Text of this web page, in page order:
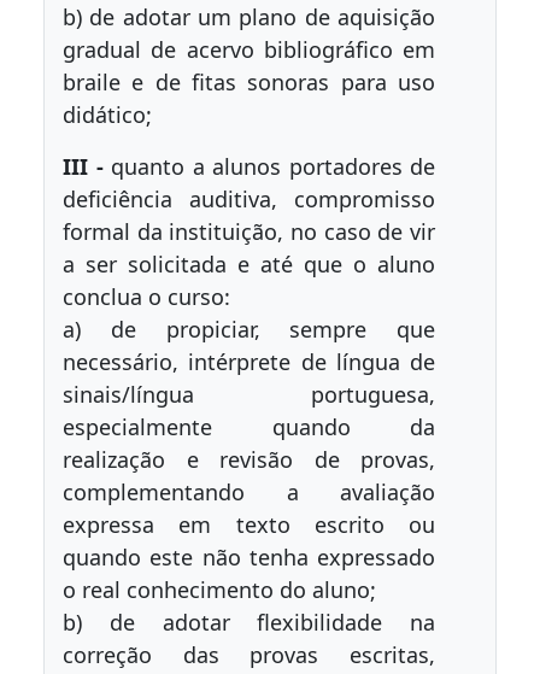
b) de adotar um plano de aquisição
gradual de acervo bibliográfico em
braile e de fitas sonoras para uso
didático;
III -quanto a alunos portadores de
deficiência auditiva, compromisso
formal da instituição, no caso de vir
a ser solicitada e até que o aluno
conclua o curso:
a) de propiciar, sempre que
necessário, intérprete de língua de
sinais/língua portuguesa,
especialmente quando da
realização e revisão de provas,
complementando a avaliação
expressa em texto escrito ou
quando este não tenha expressado
o real conhecimento do aluno;
b) de adotar flexibilidade na
correção das provas escritas,